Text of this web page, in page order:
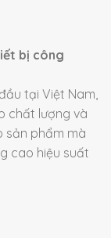
bị công
tại Việt Nam,
chất lượng và
sản phẩm mà
cao hiệu suất